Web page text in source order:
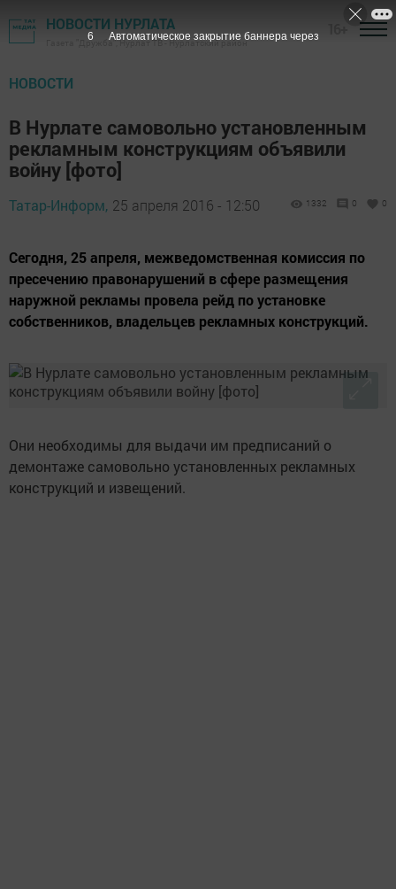
НОВОСТИ НУРЛАТА
Газета "Дружба", Нурлат ТВ - Нурлатский район
НОВОСТИ
В Нурлате самовольно установленным
рекламным конструкциям объявили
войну [фото]
Татар-Информ, 25 апреля 2016 - 12:50 1332 0 0
Сегодня, 25 апреля, межведомственная комиссия по
пресечению правонарушений в сфере размещения
наружной рекламы провела рейд по установке
собственников, владельцев рекламных конструкций.
Они необходимы для выдачи им предписаний о
демонтаже самовольно установленных рекламных
конструкций и извещений.
5 Автоматическое закрытие баннера через